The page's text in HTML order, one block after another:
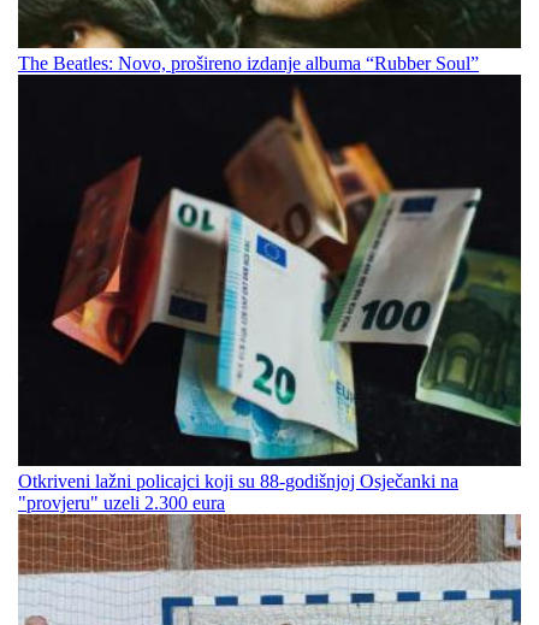
The Beatles: Novo, prošireno izdanje albuma “Rubber Soul”
Otkriveni lažni policajci koji su 88-godišnjoj Osječanki na
"provjeru" uzeli 2.300 eura